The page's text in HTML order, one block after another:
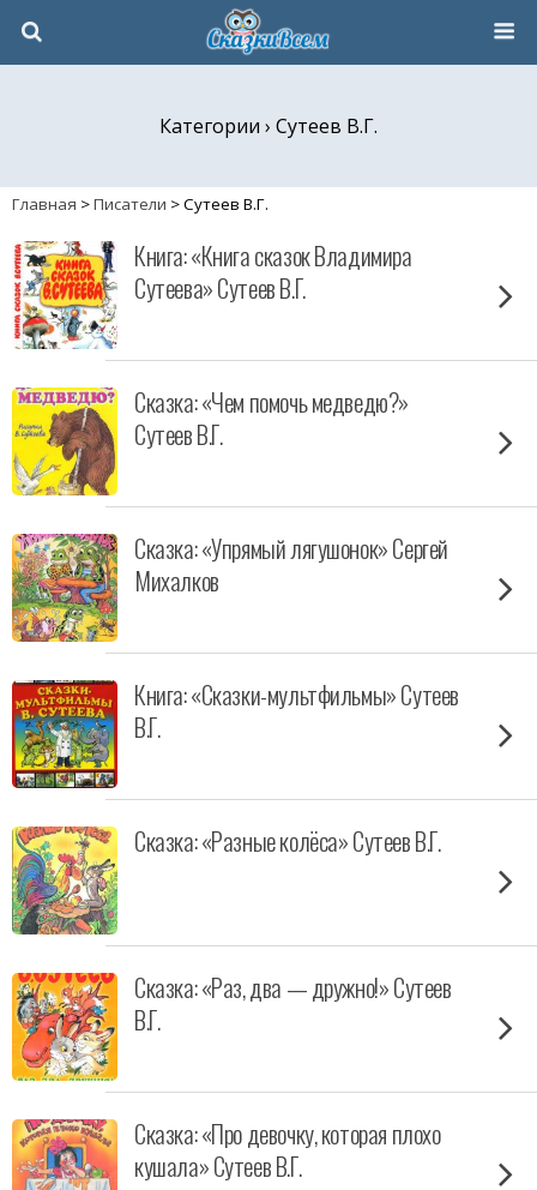
Категории › Сутеев В.Г.
Главная >Писатели >Сутеев В.Г.
Книга: «Книга сказок Владимира
Сутеева» Сутеев В.Г.
Сказка: «Чем помочь медведю?»
Сутеев В.Г.
Сказка: «Упрямый лягушонок» Сергей
Михалков
Книга: «Сказки-мультфильмы» Сутеев
В.Г.
Сказка: «Разные колёса» Сутеев В.Г.
Сказка: «Раз, два — дружно!» Сутеев
В.Г.
Сказка: «Про девочку, которая плохо
кушала» Сутеев В.Г.